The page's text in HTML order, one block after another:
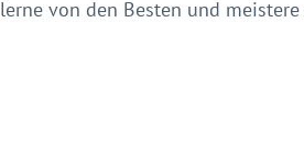
von den Besten und